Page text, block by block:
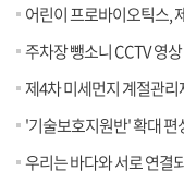
어린이 프로바이오틱스, 제품
주차장 뺑소니 CCTV 영
제4차 미세먼지 계절관리
'기술보호지원반' 확대 편
우리는 바다와 서로 연결